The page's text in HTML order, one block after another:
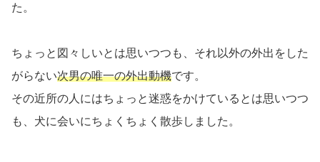
た。
ちょっと図々しいとは思いつつも、それ以外の外出をした
がらない次男の唯一の外出動機です。
その近所の人にはちょっと迷惑をかけているとは思いつつ
も、犬に会いにちょくちょく散歩しました。